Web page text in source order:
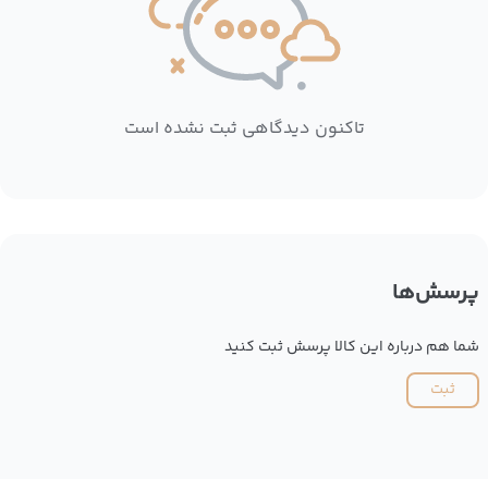
تاکنون دیدگاهی ثبت نشده است
پرسش‌ها
شما هم درباره این کالا پرسش ثبت کنید
ثبت